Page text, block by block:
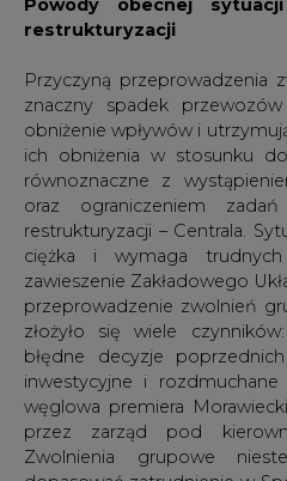
restrukturyzacji
Przyczyną przeprowadzenia
znaczny spadek
obniżenie wpływów i
ich obniżenia w stosunku
równoznaczne z
oraz ograniczeniem
restrukturyzacji – Centrala.
ciężka i wymaga
zawieszenie Zakładowego
przeprowadzenie zwolnień
złożyło się wiele
błędne decyzje
inwestycyjne i
węglowa premiera
przez zarząd pod
Zwolnienia grupowe